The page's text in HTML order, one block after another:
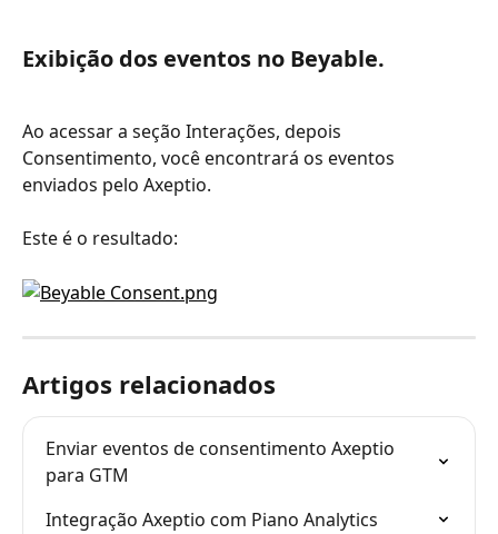
Exibição dos eventos no Beyable.
Ao acessar a seção Interações, depois
Consentimento, você encontrará os eventos
enviados pelo Axeptio.
Este é o resultado:
Artigos relacionados
Enviar eventos de consentimento Axeptio
para GTM
Integração Axeptio com Piano Analytics